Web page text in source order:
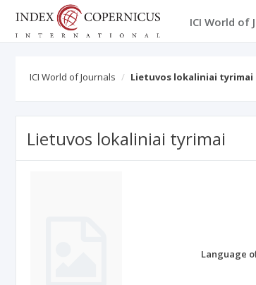
ICI World of
ICI World of Journals Lietuvos lokaliniai tyrimai
Lietuvos lokaliniai tyrimai
Language